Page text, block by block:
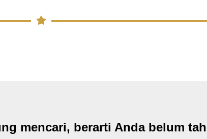
mencari, berarti Anda belum